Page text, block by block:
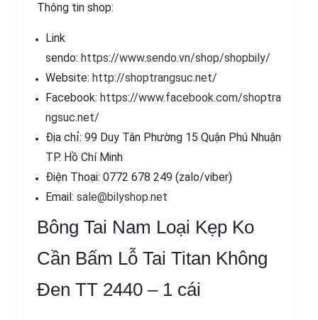
Thông tin shop:
Link
sendo: https://www.sendo.vn/shop/shopbily/
Website: http://shoptrangsuc.net/
Facebook: https://www.facebook.com/shoptra
ngsuc.net/
Địa chỉ: 99 Duy Tân Phường 15 Quận Phú Nhuận
TP. Hồ Chí Minh
Điện Thoại: 0772 678 249 (zalo/viber)
Email: sale@bilyshop.net
Bông Tai Nam Loại Kẹp Ko
Cần Bấm Lỗ Tai Titan Không
Đen TT 2440 – 1 cái